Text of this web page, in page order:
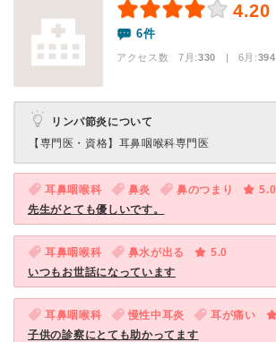
4.20
6件
アクセス数 7月:330 | 6月:394
リンパ節炎について
【専門医・資格】 耳鼻咽喉科専門医
耳鼻咽喉科 鼻炎 鼻のつまり
5.0
先生がとても優しいです。
耳鼻咽喉科 鼻水が出る
5.0
いつもお世話になっています
耳鼻咽喉科 慢性中耳炎 耳が痛い
子供の診察にとても助かってます